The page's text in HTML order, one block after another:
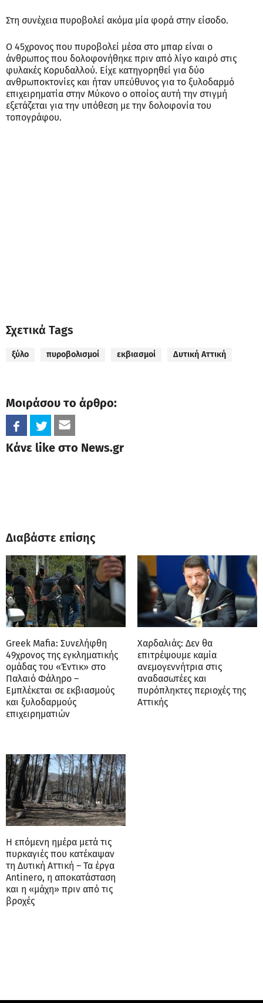
Στη συνέχεια πυροβολεί ακόμα μία φορά στην είσοδο.
Ο 45χρονος που πυροβολεί μέσα στο μπαρ είναι ο
άνθρωπος που δολοφονήθηκε πριν από λίγο καιρό στις
φυλακές Κορυδαλλού. Είχε κατηγορηθεί για δύο
ανθρωποκτονίες και ήταν υπεύθυνος για το ξυλοδαρμό
επιχειρηματία στην Μύκονο ο οποίος αυτή την στιγμή
εξετάζεται για την υπόθεση με την δολοφονία του
τοπογράφου.
Σχετικά Tags
ξύλο πυροβολισμοί εκβιασμοί Δυτική Αττική
Μοιράσου το άρθρο:
Κάνε like στο News.gr
Διαβάστε επίσης
Greek Mafia: Συνελήφθη
49χρονος της εγκληματικής
ομάδας του «Έντικ» στο
Παλαιό Φάληρο –
Εμπλέκεται σε εκβιασμούς
και ξυλοδαρμούς
επιχειρηματιών
Χαρδαλιάς: Δεν θα
επιτρέψουμε καμία
ανεμογεννήτρια στις
αναδασωτέες και
πυρόπληκτες περιοχές της
Αττικής
Η επόμενη ημέρα μετά τις
πυρκαγιές που κατέκαψαν
τη Δυτική Αττική – Τα έργα
Antinero, η αποκατάσταση
και η «μάχη» πριν από τις
βροχές